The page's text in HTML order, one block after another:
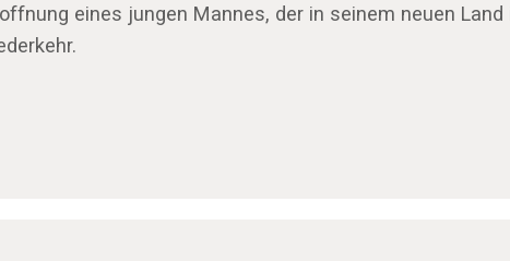
eines jungen Mannes, der in seinem neuen